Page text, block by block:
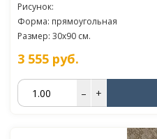
Рисунок:
Форма: прямоугольная
Размер: 30x90 см.
3 555 руб.
– +